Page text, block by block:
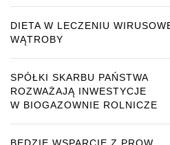
DIETA W LECZENIU
WĄTROBY
SPÓŁKI SKARBU PAŃSTWA
ROZWAŻAJĄ INWESTYCJE
W BIOGAZOWNIE ROLNICZE
BĘDZIE WSPARCIE Z PROW